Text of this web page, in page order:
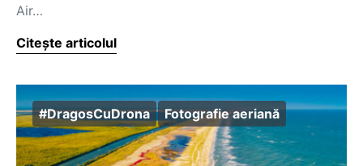
Air…
Citește articolul
#DragosCuDrona Fotografie aeriană